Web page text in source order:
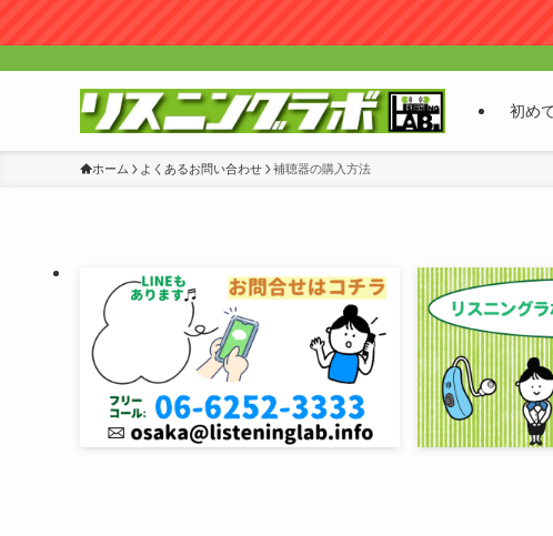
初め
ホーム よくあるお問い合わせ 補聴器の購入方法